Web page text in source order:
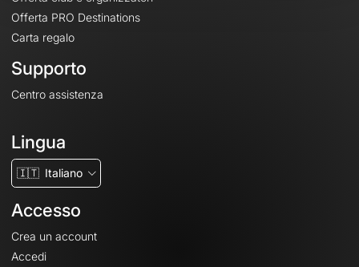
Offerta PRO Destinations
Carta regalo
Supporto
Centro assistenza
Lingua
🇮🇹 Italiano
Accesso
Crea un account
Accedi